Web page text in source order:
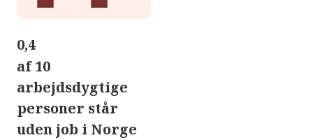
0,4
af 10
arbejdsdygtige
personer står
uden job i Norge